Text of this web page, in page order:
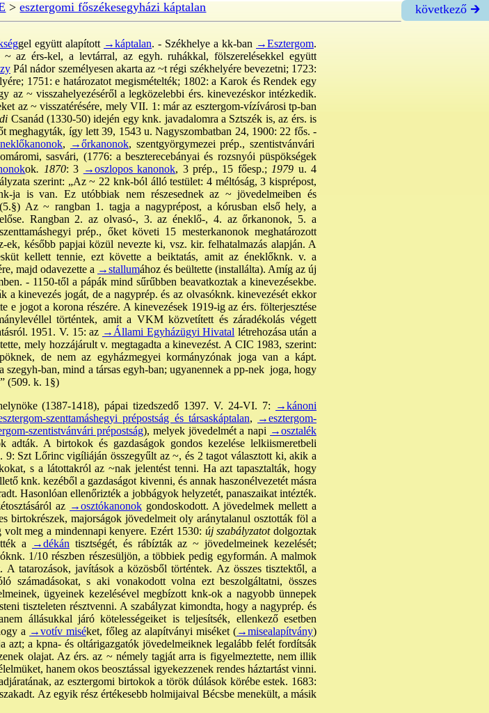
>esztergomi főszékesegyházi káptalan következő 🡲
gel együtt alapított →káptalan. - Székhelye a kk-ban →Esztergom.
az érs-kel, a levtárral, az egyh. ruhákkal, fölszerelésekkel együtt
Pál nádor személyesen akarta az ~t régi székhelyére bevezetni; 1723:
1751: e határozatot megismételték; 1802: a Karok és Rendek egy
az ~ visszahelyezéséről a legközelebbi érs. kinevezéskor intézkedik.
az ~ visszatérésére, mely VII. 1: már az esztergom-vízívárosi tp-ban
Csanád (1330-50) idején egy knk. javadalomra a Sztszék is, az érs. is
meghagyták, így lett 39, 1543 u. Nagyszombatban 24, 1900: 22 fős. -
, →őrkanonok, szentgyörgymezei prép., szentistvánvári
sasvári, (1776: a beszterecebányai és rozsnyói püspökségek
ok. 1870: 3 →oszlopos kanonok, 3 prép., 15 főesp.; 1979 u. 4
szerint: „Az ~ 22 knk-ból álló testület: 4 méltóság, 3 kisprépost,
ja is van. Ez utóbbiak nem részesednek az ~ jövedelmeiben és
(5.§) Az ~ rangban 1. tagja a nagyprépost, a kórusban első hely, a
Rangban 2. az olvasó-, 3. az éneklő-, 4. az őrkanonok, 5. a
prép., őket követi 15 mesterkanonok meghatározott
ek, később papjai közül nevezte ki, vsz. kir. felhatalmazás alapján. A
kellett tennie, ezt követte a beiktatás, amit az éneklőknk. v. a
majd odavezette a →stallumához és beültette (installálta). Amíg az új
- 1150-től a pápák mind sűrűbben beavatkoztak a kinevezésekbe.
kinevezés jogát, de a nagyprép. és az olvasóknk. kinevezését ekkor
e jogot a korona részére. A kinevezések 1919-ig az érs. fölterjesztése
történtek, amit a VKM közvetített és záradékolás végett
1951. V. 15: az →Állami Egyházügyi Hivatal létrehozása után a
mely hozzájárult v. megtagadta a kinevezést. A CIC 1983, szerint:
de nem az egyházmegyei kormányzónak joga van a kápt.
szegyh-ban, mind a társas egyh-ban; ugyanennek a pp-nek joga, hogy
(509. k. 1§)
(1387-1418), pápai tizedszedő 1397. V. 24-VI. 7:
→kánoni
szenttamáshegyi prépostság és társaskáptalan,
→esztergom-
szentistvánvári prépostság), melyek jövedelmét a napi →osztalék
adták. A birtokok és gazdaságok gondos kezelése lelkiismeretbeli
Szt Lőrinc vigíliáján összegyűlt az ~, és 2 tagot választott ki, akik a
s a látottakról az ~nak jelentést tenni. Ha azt tapasztalták, hogy
knk. kezéből a gazdaságot kivenni, és annak haszonélvezetét másra
Hasonlóan ellenőrizték a jobbágyok helyzetét, panaszaikat intézték.
az →osztókanonok gondoskodott. A jövedelmek mellett a
birtokrészek, majorságok jövedelmeit oly aránytalanul osztották föl a
meg a mindennapi kenyere. Ezért 1530: új szabályzatotdolgoztak
a →dékán tisztségét, és rábízták az ~ jövedelmeinek kezelését;
1/10 részben részesüljön, a többiek pedig egyformán. A malmok
tatarozások, javítások a közösből történtek. Az összes tisztektől, a
számadásokat, s aki vonakodott volna ezt beszolgáltatni, összes
ügyeinek kezelésével megbízott knk-ok a nagyobb ünnepek
tiszteleten résztvenni. A szabályzat kimondta, hogy a nagyprép. és
állásukkal járó kötelességeiket is teljesítsék, ellenkező esetben
a →votív miséket, főleg az alapítványi miséket (→misealapítvány)
azt; a kpna- és oltárigazgatók jövedelmeiknek legalább felét fordítsák
olajat. Az érs. az ~ némely tagját arra is figyelmeztette, nem illik
hanem okos beosztással igyekezzenek rendes háztartást vinni.
az esztergomi birtokok a török dúlások körébe estek. 1683:
Az egyik rész értékesebb holmijaival Bécsbe menekült, a másik